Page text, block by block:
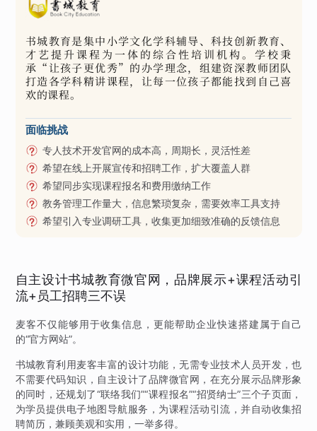
书城教育是集中小学文化学科辅导、科技创新教育、
才艺提升课程为一体的综合性培训机构。学校秉
承“让孩子更优秀”的办学理念，组建资深教师团队
打造各学科精讲课程，让每一位孩子都能找到自己喜
欢的课程。
面临挑战
专人技术开发官网的成本高，周期长，灵活性差
希望在线上开展宣传和招聘工作，扩大覆盖人群
希望同步实现课程报名和费用缴纳工作
教务管理工作量大，信息繁琐复杂，需要效率工具支持
希望引入专业调研工具，收集更加细致准确的反馈信息
自主设计书城教育微官网，品牌展示+课程活动引
流+员工招聘三不误
麦客不仅能够用于收集信息，更能帮助企业快速搭建属于自己
的“官方网站”。
书城教育利用麦客丰富的设计功能，无需专业技术人员开发，也
不需要代码知识，自主设计了品牌微官网，在充分展示品牌形象
的同时，还规划了“联络我们”“课程报名”“招贤纳士”三个子页面，
为学员提供电子地图导航服务，为课程活动引流，并自动收集招
聘简历，兼顾美观和实用，一举多得。